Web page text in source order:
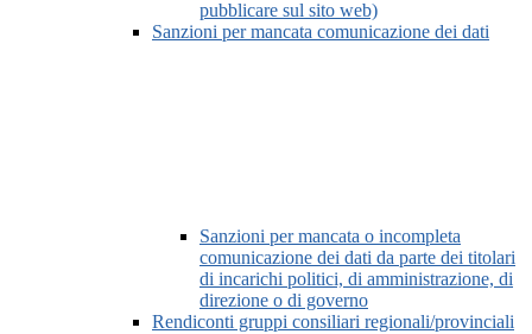
pubblicare sul sito web)
Sanzioni per mancata comunicazione dei dati
Sanzioni per mancata o incompleta
comunicazione dei dati da parte dei titolari
di incarichi politici, di amministrazione, di
direzione o di governo
Rendiconti gruppi consiliari regionali/provinciali